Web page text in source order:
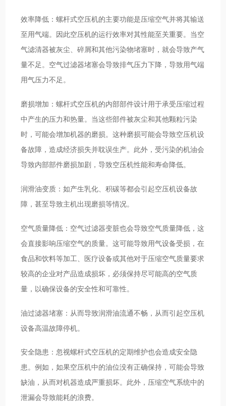
效率降低：螺杆式空压机的主要功能是压缩空气并将其输送
至用气端。因此空压机的运行效率对其性能至关重要。当空
气滤清器被灰尘、碎屑和其他污染物堵塞时，就会导致产气
量不足。空气过滤器堵塞会导致排气压力下降，导致用气端
用气压力不足。
磨损增加：螺杆式空压机的内部部件设计用于承受压缩过程
中产生的压力和热量。当这些部件被灰尘和其他颗粒污染
时，可能会增加机器的磨损。这种磨损可能会导致空压机设
备故障，造成经济损失并耽误生产。此外，受污染的机油会
导致内部部件磨损加剧，导致空压机性能和寿命降低。
润滑油变质：如产生乳化、积碳等都会引起空压机设备故
障，甚至导致主机出现磨损等情况。
空气质量降低：空气过滤器变脏也会导致空气质量降低，这
会直接影响压缩空气的质量。这可能导致用气设备受损，在
食品和饮料等加工、医疗设备或其他对于压缩空气质量要求
较高的企业对产品造成损坏，必须保持尽可能高的空气质
量，以确保设备的安全性和可靠性。
油过滤器堵塞：从而导致润滑油流通不畅，从而引起空压机
设备高温故障停机。
安全隐患：忽视螺杆式空压机的定期维护也会造成安全隐
患。例如，如果空压机中的油位没有正确保持，可能会导致
缺油，从而对机器造成严重损坏。此外，压缩空气系统中的
泄漏会导致能耗的浪费。